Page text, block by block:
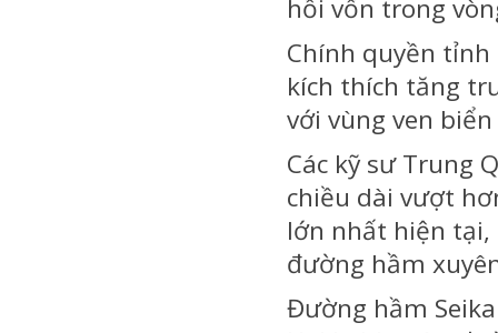
hồi vốn trong
Chính quyền tỉnh
kích thích tăng
với vùng ven
Các kỹ sư Trung
chiều dài vượt
lớn nhất hiện tại,
đường hầm
Đường hầm